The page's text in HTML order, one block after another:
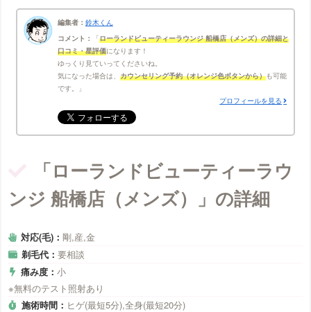
編集者： 鈴木くん
コメント：
ローランドビューティーラウンジ 船橋店（メンズ）の詳細と
口コミ・星評価になります！
ゆっくり見ていってくださいね。
気になった場合は、 カウンセリング予約（オレンジ色ボタンから）も可能
です。
プロフィールを見る
「ローランドビューティーラウ
ンジ 船橋店（メンズ）」の詳細
対応(毛)：剛,産,金
剃毛代：要相談
痛み度：小
※無料のテスト照射あり
施術時間： ヒゲ(最短5分),全身(最短20分)